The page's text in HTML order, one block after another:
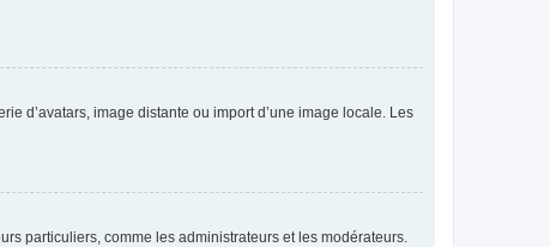
d’avatars, image distante ou import d’une image locale. Les
particuliers, comme les administrateurs et les modérateurs.